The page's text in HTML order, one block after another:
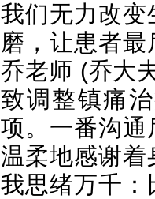
我们无力改
磨，让患者
乔老师 (乔大
致调整镇痛
项。一番沟
温柔地感谢
我思绪万千